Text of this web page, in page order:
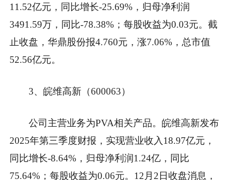
11.52亿元，同比增长-25.69%，归母净利润
3491.59万，同比-78.38%；每股收益为0.03元。截
止收盘，华鼎股份报4.760元，涨7.06%，总市值
52.56亿元。
3、皖维高新（600063）
公司主营业务为PVA相关产品。皖维高新发布
2025年第三季度财报，实现营业收入18.97亿元，
同比增长-8.64%，归母净利润1.24亿，同比
75.64%；每股收益为0.06元。12月2日收盘消息，